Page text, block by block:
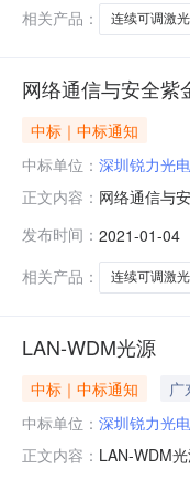
相关产品：
连续可调激
网络通信与安全紫
中标｜中标通知
中标单位： 深圳锐力光
正文内容： 网络通信与
间："合同签
发布时间： 2021-01-04
相关产品：
连续可调激
LAN-WDM光源
中标｜中标通知 广
中标单位： 深圳锐力光
正文内容： LAN-WDM